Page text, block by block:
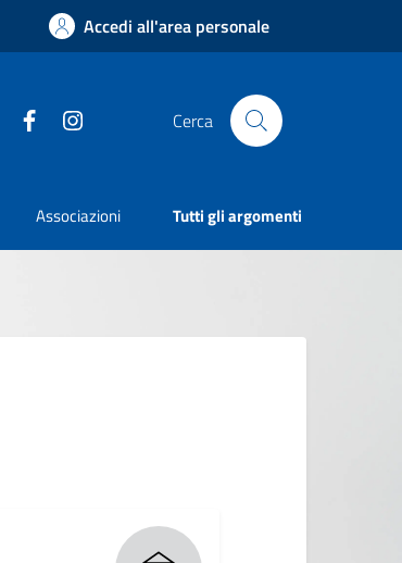
Accedi all'area personale
Facebook Cerca
Associazioni Tutti gli argomenti